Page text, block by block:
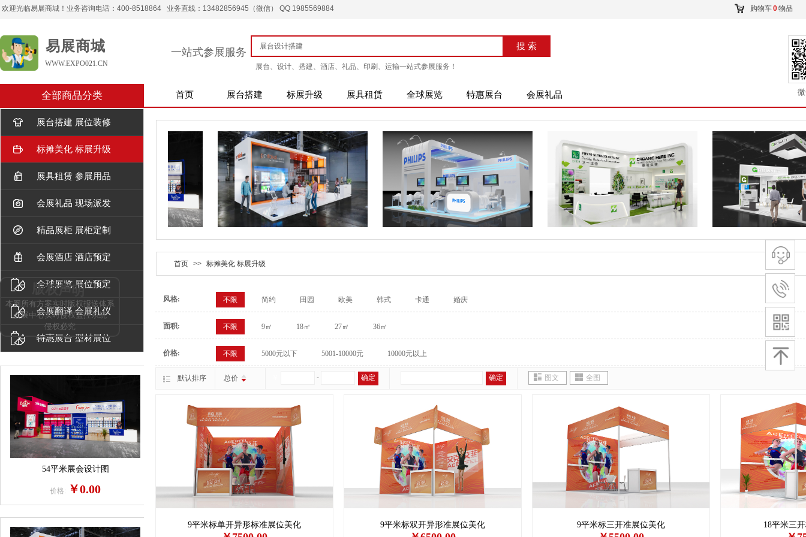
本网所有方案实时版权报送体系
会展中心实时侵权监控系统
侵权必究
版权声明 ×
购物车0物品
欢迎光临易展商城！业务咨询电话：400-8518864 业务直线：13482856945（微信） QQ 1985569884
易展商城 一站式参展服务
搜索
展台、设计、搭建、酒店、礼品、印刷、运输一站式参展服务！
搜 索
WWW.EXPO021.CN
全部商品分类 首页 展台搭建 标展升级 展具租赁 全球展览 特惠展台 会展礼品
展台搭建 展位装修
标摊美化 标展升级
展具租赁 参展用品
会展礼品 现场派发
精品展柜 展柜定制
会展酒店 酒店预定
全球展览 展位预定
会展翻译 会展礼仪
特惠展台 型材展位
首页 >> 标摊美化 标展升级
风格: 不限 简约 田园 欧美 韩式 卡通 婚庆
面积: 不限 9㎡ 18㎡ 27㎡ 36㎡
价格: 不限 5000元以下 5001-10000元 10000元以上
默认排序 总价 - 确定 确定 图文 全图
9平米标单开异形标准展位美化 9平米标双开异形准展位美化 9平米标三开准展位美化 18平米三
54平米展会设计图
价格: ￥0.00